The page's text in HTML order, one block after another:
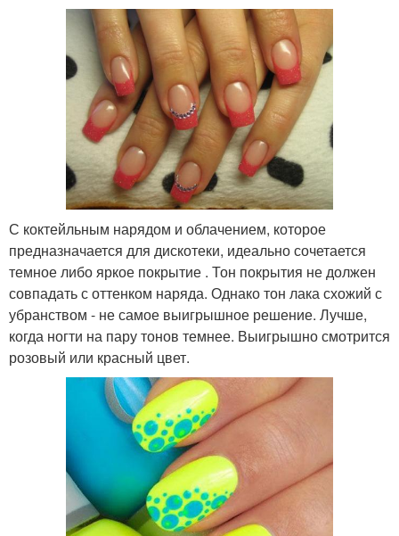
С коктейльным нарядом и облачением, которое
предназначается для дискотеки, идеально сочетается
темное либо яркое покрытие . Тон покрытия не должен
совпадать с оттенком наряда. Однако тон лака схожий с
убранством - не самое выигрышное решение. Лучше,
когда ногти на пару тонов темнее. Выигрышно смотрится
розовый или красный цвет.